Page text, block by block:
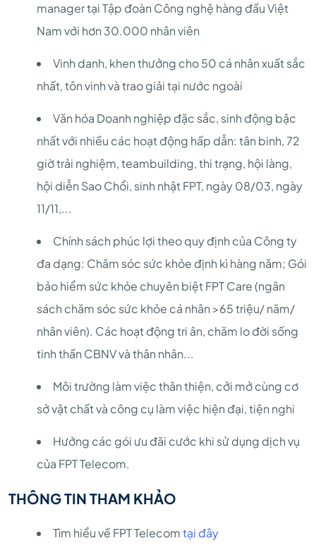
manager tại Tập đoàn Công nghệ hàng đầu Việt
Nam với hơn 30.000 nhân viên
Vinh danh, khen thưởng cho 50 cá nhân xuất sắc
nhất, tôn vinh và trao giải tại nước ngoài
Văn hóa Doanh nghiệp đặc sắc, sinh động bậc
nhất với nhiều các hoạt động hấp dẫn: tân binh, 72
giờ trải nghiệm, teambuilding, thi trạng, hội làng,
hội diễn Sao Chổi, sinh nhật FPT, ngày 08/03, ngày
11/11,...
Chính sách phúc lợi theo quy định của Công ty
đa dạng: Chăm sóc sức khỏe định kì hàng năm; Gói
bảo hiểm sức khỏe chuyên biệt FPT Care (ngân
sách chăm sóc sức khỏe cá nhân >65 triệu/ năm/
nhân viên). Các hoạt động tri ân, chăm lo đời sống
tinh thần CBNV và thân nhân...
Môi trường làm việc thân thiện, cởi mở cùng cơ
sở vật chất và công cụ làm việc hiện đại, tiện nghi
Hưởng các gói ưu đãi cước khi sử dụng dịch vụ
của FPT Telecom.
THÔNG TIN THAM KHẢO
Tìm hiểu về FPT Telecomtại đây